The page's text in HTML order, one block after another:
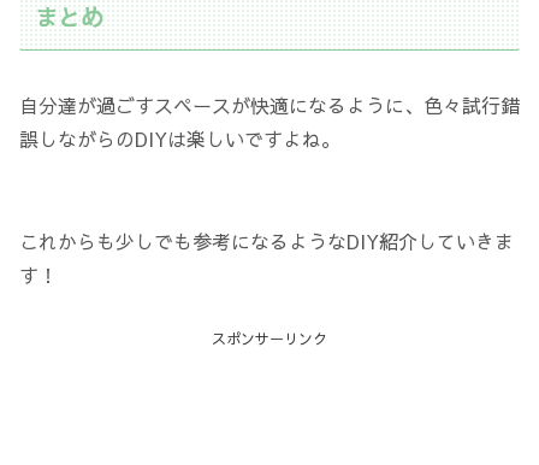
まとめ
自分達が過ごすスペースが快適になるように、色々試行錯
誤しながらのDIYは楽しいですよね。
これからも少しでも参考になるようなDIY紹介していきま
す！
スポンサーリンク